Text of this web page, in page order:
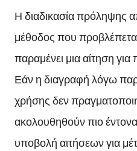
Η διαδικασία πρόληψης
μέθοδος που
παραμένει μια αίτηση
Εάν η διαγραφή λόγω
χρήσης δεν
ακολουθηθούν πιο
υποβολή αιτήσεων για